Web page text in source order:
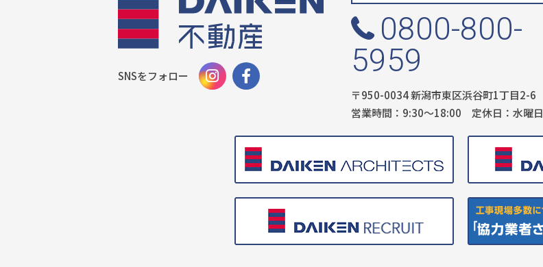
SNSをフォロー
0800-800-
5959
〒950-0034 新潟市東区浜谷町1丁目2-6
営業時間：9:30〜18:00 定休日：水曜日